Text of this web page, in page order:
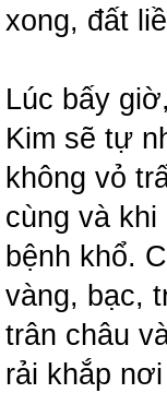
xong, đất
Lúc bấy
Kim sẽ tự
không vỏ
cùng và khi
bệnh khổ.
vàng, bạc,
trân châu
rải khắp